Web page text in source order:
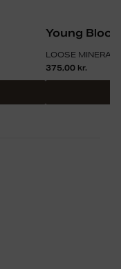
Young Blood
LOOSE MINERAL
375,00 kr.